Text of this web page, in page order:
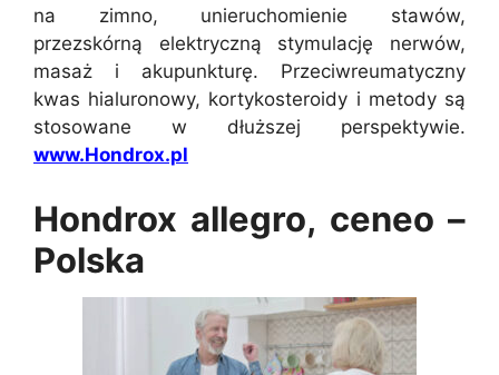
na zimno, unieruchomienie stawów,
przezskórną elektryczną stymulację nerwów,
masaż i akupunkturę. Przeciwreumatyczny
kwas hialuronowy, kortykosteroidy i metody są
stosowane w dłuższej perspektywie.
www.Hondrox.pl
Hondrox allegro, ceneo –
Polska